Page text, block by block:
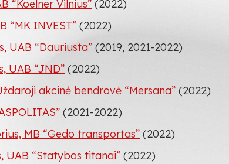
“Koelner Vilnius” (2022)
“MK INVEST” (2022)
UAB “Dauriusta” (2019, 2021-2022)
UAB “JND” (2022)
akcinė bendrovė “Mersana” (2022)
(2021-2022)
MB “Gedo transportas” (2022)
UAB “Statybos titanai” (2022)